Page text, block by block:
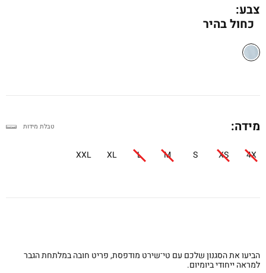
₪79.90.
צבע:
כחול בהיר
מידה:
4X
XS
S
M
L
XL
XXL
טבלת מידות
הביעו את הסגנון שלכם עם טי־שירט מודפסת, פריט חובה במלתחת הגבר
למראה ייחודי ביומיום.